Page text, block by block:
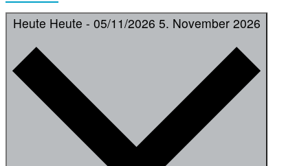
Heute Heute - 05/11/2026 5. November 2026